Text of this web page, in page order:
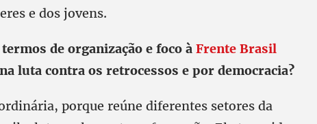
e dos jovens.
de organização e foco à Frente Brasil
luta contra os retrocessos e por democracia?
porque reúne diferentes setores da